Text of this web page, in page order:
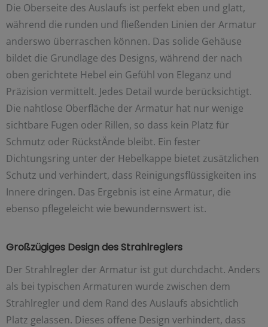
Die Oberseite des Auslaufs ist perfekt eben und glatt,
während die runden und fließenden Linien der Armatur
anderswo überraschen können. Das solide Gehäuse
bildet die Grundlage des Designs, während der nach
oben gerichtete Hebel ein Gefühl von Eleganz und
Präzision vermittelt. Jedes Detail wurde berücksichtigt.
Die nahtlose Oberfläche der Armatur hat nur wenige
sichtbare Fugen oder Rillen, so dass kein Platz für
Schmutz oder RückstÄnde bleibt. Ein fester
Dichtungsring unter der Hebelkappe bietet zusätzlichen
Schutz und verhindert, dass Reinigungsflüssigkeiten ins
Innere dringen. Das Ergebnis ist eine Armatur, die
ebenso pflegeleicht wie bewundernswert ist.
Großzügiges Design des Strahlreglers
Der Strahlregler der Armatur ist gut durchdacht. Anders
als bei typischen Armaturen wurde zwischen dem
Strahlregler und dem Rand des Auslaufs absichtlich
Platz gelassen. Dieses offene Design verhindert, dass